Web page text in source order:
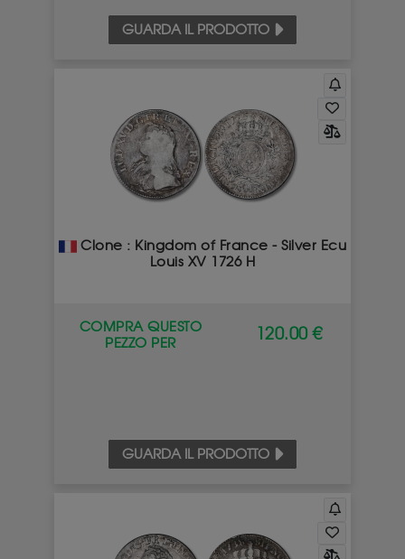
GUARDA IL PRODOTTO
Clone : Kingdom of France - Silver Ecu
Louis XV 1726 H
COMPRA QUESTO
PEZZO PER
120.00 €
GUARDA IL PRODOTTO